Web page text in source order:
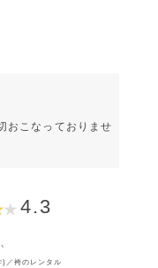
おこなっておりませ
4.3
)／袴のレンタル